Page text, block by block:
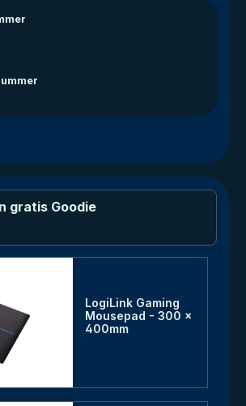
gratis Goodie
LogiLink Gaming
Mousepad - 300 x
400mm